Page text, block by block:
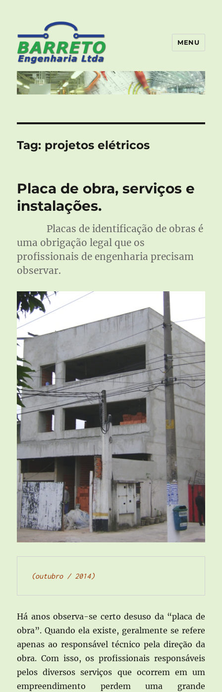
Barreto Engenharia – Artigos
e Notícias
MENU
Tag: projetos elétricos
Placa de obra, serviços e
instalações.
Placas de identificação de obras é
uma obrigação legal que os
profissionais de engenharia precisam
observar.
(outubro / 2014)
Há anos observa-se certo desuso da “placa de
obra”. Quando ela existe, geralmente se refere
apenas ao responsável técnico pela direção da
obra. Com isso, os profissionais responsáveis
pelos diversos serviços que ocorrem em um
empreendimento perdem uma grande